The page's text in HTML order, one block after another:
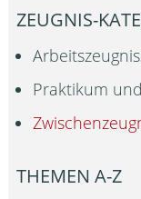
ZEUGNIS-
Praktikum
THEMEN A-Z